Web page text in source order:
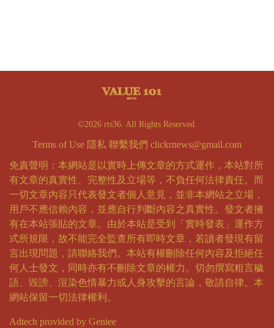
©2026 rts36. All Rights Reserved.
Terms of Use 隱私 聯繫我們 clickrnews@gmail.com
免責聲明：本網站是以實時上傳文章的方式運作，本站對所
有文章的真實性、完整性及立場等，不負任何法律責任。而
一切文章內容只代表發文者個人意見，並非本網站之立場，
用戶不應信賴內容，並應自行判斷內容之真實性。發文者擁
有在本站張貼的文章。由於本站是受到「實時發表」運作方
式所規限，故不能完全監查所有即時文章，若讀者發現有留
言出現問題，請聯絡我們。本站有權刪除任何內容及拒絕任
何人士發文，同時亦有不刪除文章的權力。切勿撰寫粗言穢
語、毀謗、渲染色情暴力或人身攻擊的言論，敬請自律。本
網站保留一切法律權利。
Adtech provided by Geniee